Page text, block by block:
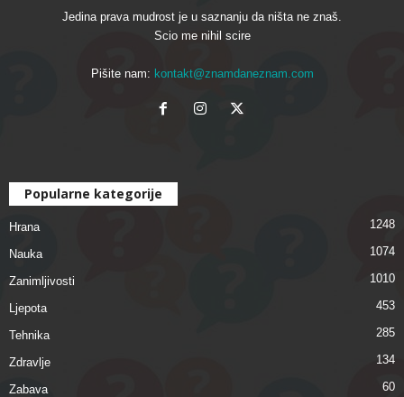
Jedina prava mudrost je u saznanju da ništa ne znaš.
Scio me nihil scire
Pišite nam: kontakt@znamdaneznam.com
Popularne kategorije
Hrana 1248
Nauka 1074
Zanimljivosti 1010
Ljepota 453
Tehnika 285
Zdravlje 134
Zabava 60